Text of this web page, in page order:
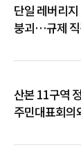
단일 레버리
붕괴…규제
산본 11구역
주민대표회의